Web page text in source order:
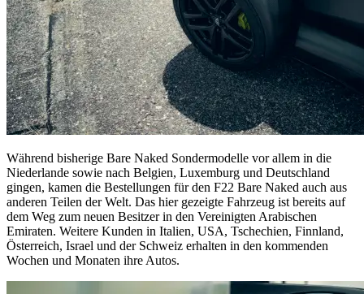
Während bisherige Bare Naked Sondermodelle vor allem in die
Niederlande sowie nach Belgien, Luxemburg und Deutschland
gingen, kamen die Bestellungen für den F22 Bare Naked auch aus
anderen Teilen der Welt. Das hier gezeigte Fahrzeug ist bereits auf
dem Weg zum neuen Besitzer in den Vereinigten Arabischen
Emiraten. Weitere Kunden in Italien, USA, Tschechien, Finnland,
Österreich, Israel und der Schweiz erhalten in den kommenden
Wochen und Monaten ihre Autos.